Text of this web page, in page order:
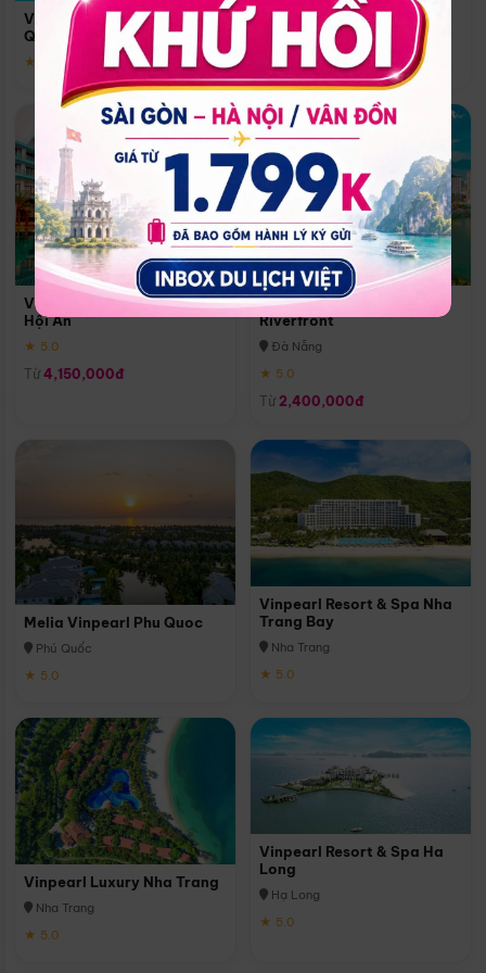
Vinpearl Resort & Spa Phu
Quoc
★ 5.0
Quoc
Phú Quốc
★ 5.0
Vinpearl Resort & Golf Nam
Hội An
★ 5.0
Từ 4,150,000đ
Melia Vinpearl Danang
Riverfront
Đà Nẵng
★ 5.0
Từ 2,400,000đ
Melia Vinpearl Phu Quoc
Phú Quốc
★ 5.0
Vinpearl Resort & Spa Nha
Trang Bay
Nha Trang
★ 5.0
Vinpearl Luxury Nha Trang
Nha Trang
★ 5.0
Vinpearl Resort & Spa Ha
Long
Hạ Long
★ 5.0